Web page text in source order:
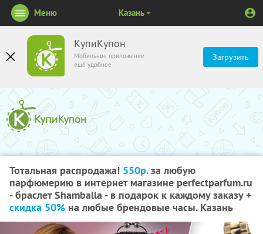
КупиКупон
Мобильное приложение
ещё удобнее
Загрузить
Меню Казань
Тотальная распродажа! 550р.за любую
парфюмерию в интернет магазине perfectparfum.ru
- браслет Shamballa - в подарок к каждому заказу +
скидка 50% на любые брендовые часы. Казань